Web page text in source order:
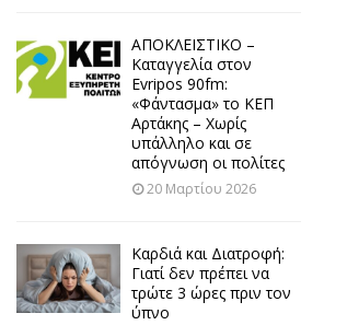
ΑΠΟΚΛΕΙΣΤΙΚΟ –
Καταγγελία στον
Evripos 90fm:
«Φάντασμα» το ΚΕΠ
Αρτάκης – Χωρίς
υπάλληλο και σε
απόγνωση οι πολίτες
20 Μαρτίου 2026
Καρδιά και Διατροφή:
Γιατί δεν πρέπει να
τρώτε 3 ώρες πριν τον
ύπνο